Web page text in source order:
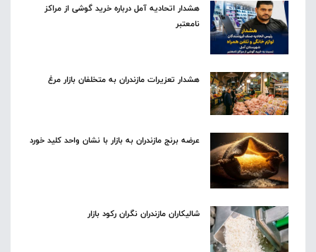
هشدار اتحادیه آمل درباره خرید گوشی از مراکز
نامعتبر
هشدار تعزیرات مازندران به متخلفان بازار مرغ
عرضه برنج مازندران به بازار با نشان واحد کلید خورد
شالیکاران مازندران نگران رکود بازار